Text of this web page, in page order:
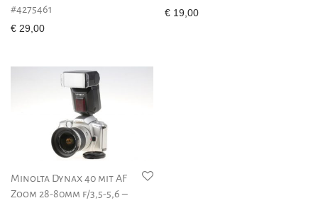
#4275461
€ 29,00
€ 19,00
Minolta Dynax 40 mit AF
Zoom 28-80mm f/3,5-5,6 –